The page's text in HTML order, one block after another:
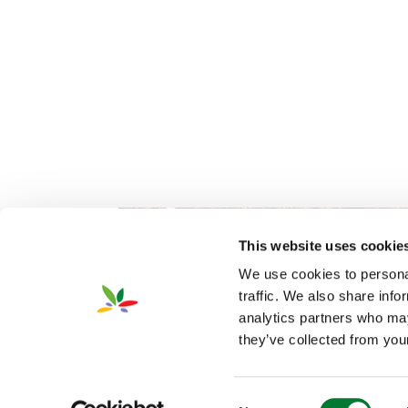
This website uses
We use cookies to
traffic. We also share
analytics partners who
they’ve collected from
2026 Van Iperen International